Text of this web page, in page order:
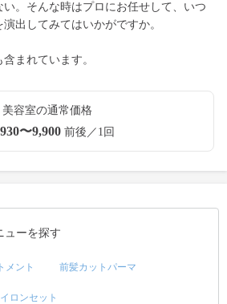
。そんな時はプロにお任せして、いつ
出してみてはいかがですか。
まれています。
美容室の通常価格
〜9,900前後／1回
ューを探す
メント 前髪カットパーマ
ロンセット